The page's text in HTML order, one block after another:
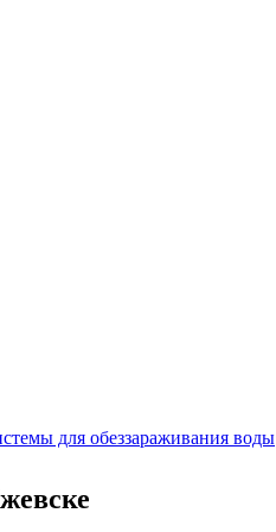
для обеззараживания воды